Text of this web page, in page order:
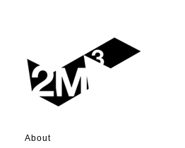
About